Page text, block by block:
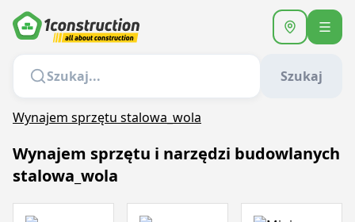
Szukaj
Wynajem sprzętu stalowa_wola
Wynajem sprzętu i narzędzi budowlanych
stalowa_wola